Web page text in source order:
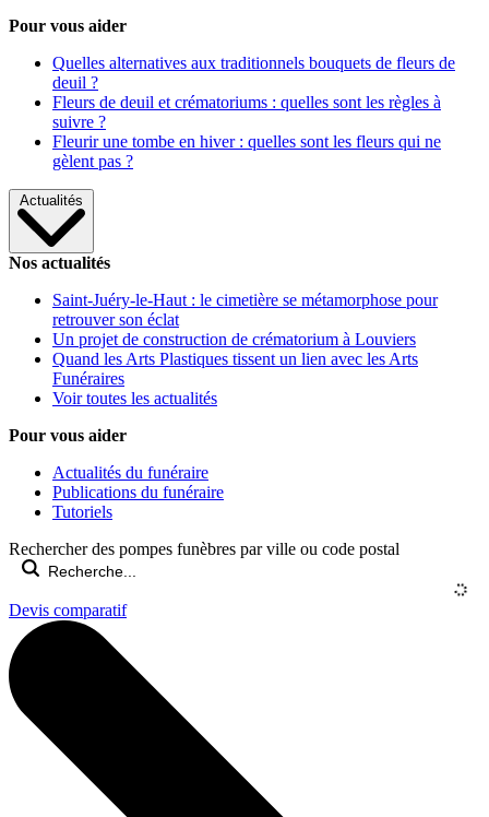
Pour vous aider
Quelles alternatives aux traditionnels bouquets de fleurs de
deuil ?
Fleurs de deuil et crématoriums : quelles sont les règles à
suivre ?
Fleurir une tombe en hiver : quelles sont les fleurs qui ne
gèlent pas ?
Actualités
Nos actualités
Saint-Juéry-le-Haut : le cimetière se métamorphose pour
retrouver son éclat
Un projet de construction de crématorium à Louviers
Quand les Arts Plastiques tissent un lien avec les Arts
Funéraires
Voir toutes les actualités
Pour vous aider
Actualités du funéraire
Publications du funéraire
Tutoriels
Rechercher des pompes funèbres par ville ou code postal
Devis comparatif